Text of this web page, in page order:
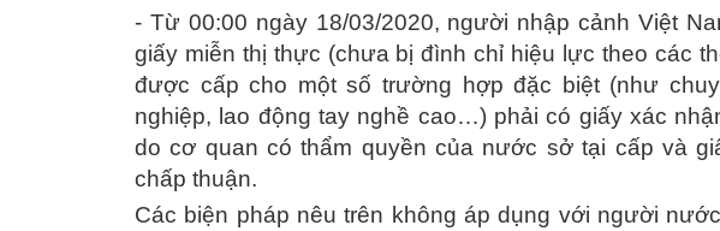
- Từ 00:00 ngày 18/03/2020, người nhập cảnh Việt
giấy miễn thị thực (chưa bị đình chỉ hiệu lực theo các
được cấp cho một số trường hợp đặc biệt (như
nghiệp, lao động tay nghề cao…) phải có giấy xác
do cơ quan có thẩm quyền của nước sở tại cấp và
chấp thuận.
Các biện pháp nêu trên không áp dụng với người